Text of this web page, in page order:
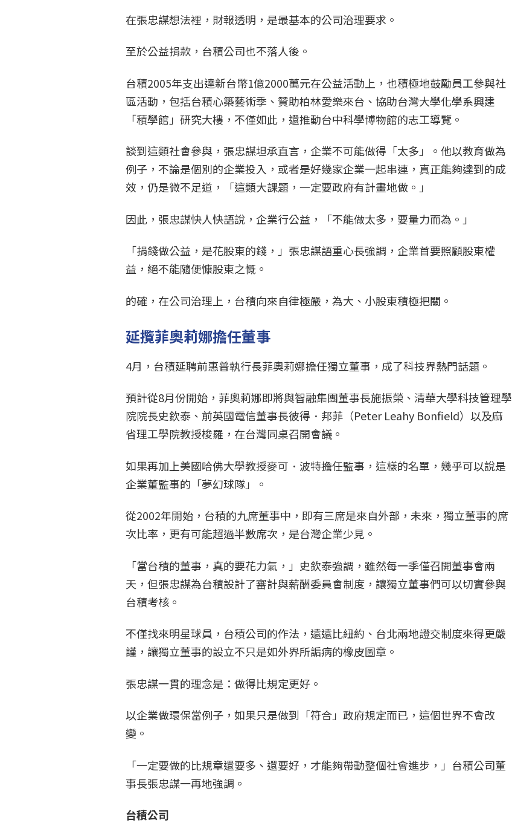
在張忠謀想法裡，財報透明，是最基本的公司治理要求。
至於公益捐款，台積公司也不落人後。
台積2005年支出達新台幣1億2000萬元在公益活動上，也積極地鼓勵員工參與社
區活動，包括台積心築藝術季、贊助柏林愛樂來台、協助台灣大學化學系興建
「積學館」研究大樓，不僅如此，還推動台中科學博物館的志工導覽。
談到這類社會參與，張忠謀坦承直言，企業不可能做得「太多」。他以教育做為
例子，不論是個別的企業投入，或者是好幾家企業一起串連，真正能夠達到的成
效，仍是微不足道，「這類大課題，一定要政府有計畫地做。」
因此，張忠謀快人快語說，企業行公益，「不能做太多，要量力而為。」
「捐錢做公益，是花股東的錢，」張忠謀語重心長強調，企業首要照顧股東權
益，絕不能隨便慷股東之慨。
的確，在公司治理上，台積向來自律極嚴，為大、小股東積極把關。
延攬菲奧莉娜擔任董事
4月，台積延聘前惠普執行長菲奧莉娜擔任獨立董事，成了科技界熱門話題。
預計從8月份開始，菲奧莉娜即將與智融集團董事長施振榮、清華大學科技管理學
院院長史欽泰、前英國電信董事長彼得．邦菲（Peter Leahy Bonfield）以及麻
省理工學院教授梭羅，在台灣同桌召開會議。
如果再加上美國哈佛大學教授麥可．波特擔任監事，這樣的名單，幾乎可以說是
企業董監事的「夢幻球隊」。
從2002年開始，台積的九席董事中，即有三席是來自外部，未來，獨立董事的席
次比率，更有可能超過半數席次，是台灣企業少見。
「當台積的董事，真的要花力氣，」史欽泰強調，雖然每一季僅召開董事會兩
天，但張忠謀為台積設計了審計與薪酬委員會制度，讓獨立董事們可以切實參與
台積考核。
不僅找來明星球員，台積公司的作法，遠遠比紐約、台北兩地證交制度來得更嚴
謹，讓獨立董事的設立不只是如外界所詬病的橡皮圖章。
張忠謀一貫的理念是：做得比規定更好。
以企業做環保當例子，如果只是做到「符合」政府規定而已，這個世界不會改
變。
「一定要做的比規章還要多、還要好，才能夠帶動整個社會進步，」台積公司董
事長張忠謀一再地強調。
台積公司